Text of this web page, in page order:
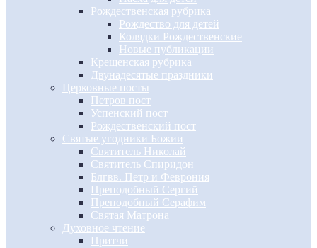
Рождественская рубрика
Рождество для детей
Колядки Рождественские
Новые публикации
Крещенская рубрика
Двунадесятые праздники
Церковные посты
Петров пост
Успенский пост
Рождественский пост
Святые угодники Божии
Святитель Николай
Святитель Спиридон
Блгвв. Петр и Феврония
Преподобный Сергий
Преподобный Серафим
Святая Матрона
Духовное чтение
Притчи